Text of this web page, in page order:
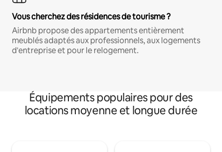
Vous cherchez des résidences de tourisme ?
Airbnb propose des appartements entièrement
meublés adaptés aux professionnels, aux logements
d'entreprise et pour le relogement.
Équipements populaires pour des
locations moyenne et longue durée